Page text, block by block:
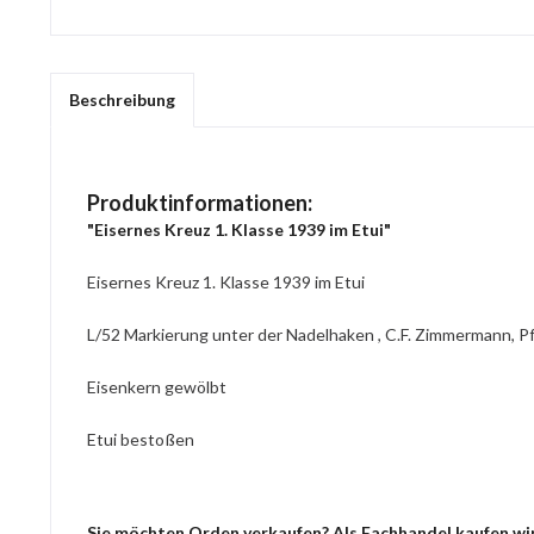
Beschreibung
Produktinformationen:
"Eisernes Kreuz 1. Klasse 1939 im Etui"
Eisernes Kreuz 1. Klasse 1939 im Etui
L/52 Markierung unter der Nadelhaken , C.F. Zimmermann,
Eisenkern gewölbt
Etui bestoßen